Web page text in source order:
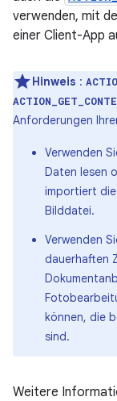
verwenden, mit
einer Client-App
Hinweis :
Anforderungen
Verwenden
Daten lesen
importiert
Bilddatei.
Verwenden
dauerhaften
können, die
sind.
Weitere